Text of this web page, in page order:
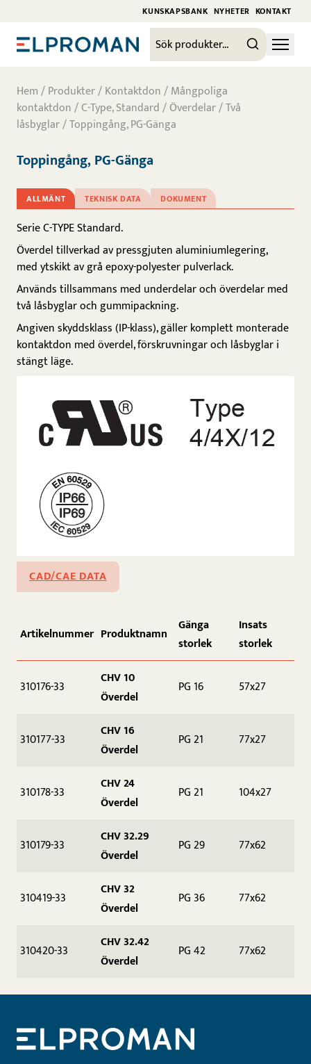
KUNSKAPSBANK NYHETER KONTAKT
Hem/Produkter/Kontaktdon/Mångpoliga
kontaktdon/C-Type, Standard/Överdelar/Två
låsbyglar/ Toppingång, PG-Gänga
Toppingång, PG-Gänga
ALLMÄNT TEKNISK DATA DOKUMENT
Serie C-TYPE Standard.
Överdel tillverkad av pressgjuten aluminiumlegering,
med ytskikt av grå epoxy-polyester pulverlack.
Används tillsammans med underdelar och överdelar med
två låsbyglar och gummipackning.
Angiven skyddsklass (IP-klass), gäller komplett monterade
kontaktdon med överdel, förskruvningar och låsbyglar i
stängt läge.
CAD/CAE DATA
Artikelnummer Produktnamn
Gänga
storlek
Insats
storlek
310176-33
CHV 10
Överdel
PG 16 57x27
310177-33
CHV 16
Överdel
PG 21 77x27
310178-33
CHV 24
Överdel
PG 21 104x27
310179-33
CHV 32.29
Överdel
PG 29 77x62
310419-33
CHV 32
Överdel
PG 36 77x62
310420-33
CHV 32.42
Överdel
PG 42 77x62